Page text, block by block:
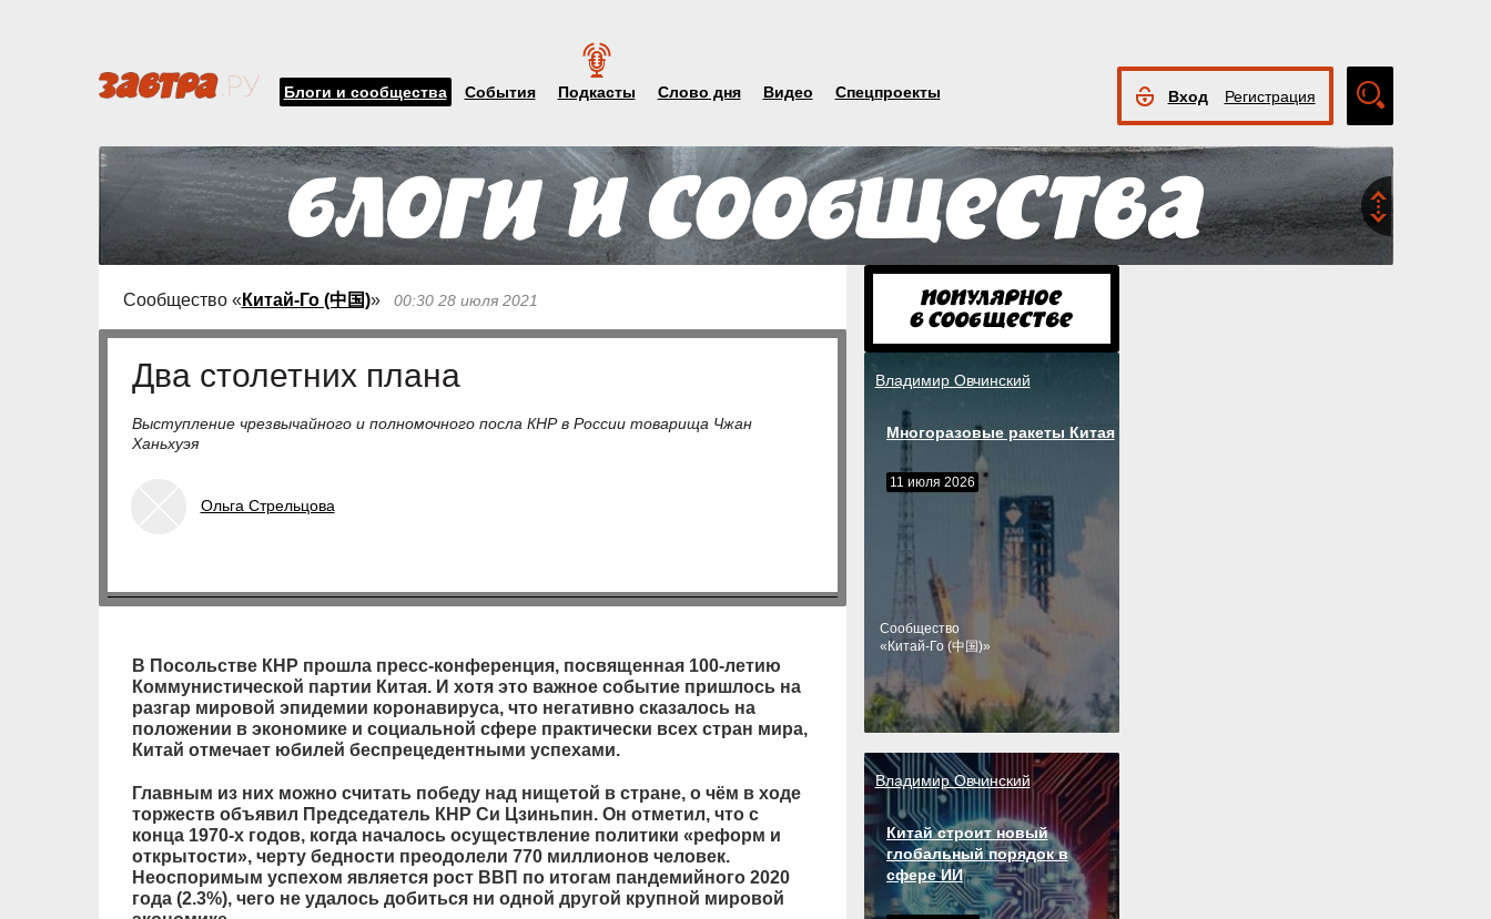
Блоги и сообщества События Подкасты Слово дня Видео Спецпроекты Вход Регистрация
поиск
Сообщество « Китай-Го (中国)» 00:30 28 июля 2021
Два столетних плана
Выступление чрезвычайного и полномочного посла КНР в России товарища Чжан
Ханьхуэя
Ольга Стрельцова
В Посольстве КНР прошла пресс-конференция, посвященная 100-летию
Коммунистической партии Китая. И хотя это важное событие пришлось на
разгар мировой эпидемии коронавируса, что негативно сказалось на
положении в экономике и социальной сфере практически всех стран мира,
Китай отмечает юбилей беспрецедентными успехами.
Главным из них можно считать победу над нищетой в стране, о чём в ходе
торжеств объявил Председатель КНР Си Цзиньпин. Он отметил, что с
конца 1970-х годов, когда началось осуществление политики «реформ и
открытости», черту бедности преодолели 770 миллионов человек.
Неоспоримым успехом является рост ВВП по итогам пандемийного 2020
года (2.3%), чего не удалось добиться ни одной другой крупной мировой
Владимир Овчинский
Многоразовые ракеты Китая
11 июля 2026
Cообщество
«Китай-Го (中国)»
Владимир Овчинский
Китай строит новый
глобальный порядок в
сфере ИИ